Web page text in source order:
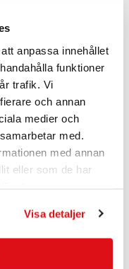
anpassa innehållet
funktioner
trafik. Vi
och annan
medier och
med.
med annan
eller som de har
Visa detaljer
stål 1.4408